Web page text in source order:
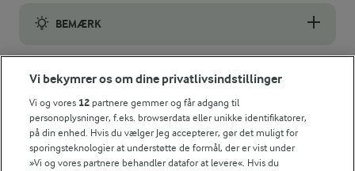
BEMÆRK
Vær opmærksom på hvilken gran, du vælger - og brug ikke
VARIATION
Du kan erstatte snaps med vodka. Og hvis du ønsker en hvid
NÆRINGSINDHOLD, PR 100 G
Vi bekymrer os om dine privatlivsindstillinger
Vi og vores 12 partnere gemmer og får adgang til
personoplysninger, f.eks. browserdata eller unikke identifikatorer,
på din enhed. Hvis du vælger Jeg accepterer, gør det muligt for
sporingsteknologier at understøtte de formål, der er vist under
»Vi og vores partnere behandler datafor at levere«. Hvis du